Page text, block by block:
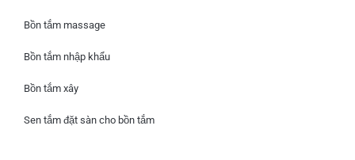
Bồn tắm massage
Bồn tắm nhập khẩu
Bồn tắm xây
Sen tắm đặt sàn cho bồn tắm